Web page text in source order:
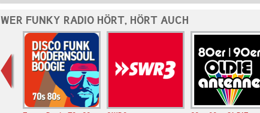
WER FUNKY RADIO HÖRT, HÖRT AUCH